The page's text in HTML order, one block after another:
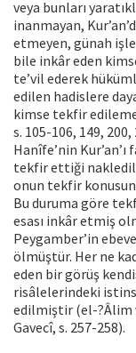
veya bunları
inanmayan,
etmeyen, günah
bile inkâr eden
te’vil ederek
edilen hadislere
kimse tekfir
s. 105-106, 149,
Hanîfe’nin
tekfir ettiği
onun tekfir
Bu duruma göre
esası inkâr etmiş
Peygamber’in
ölmüştür. Her ne
eden bir görüş
risâlelerindeki
edilmiştir (el-?Âlim
Gavecî, s. 257-258).